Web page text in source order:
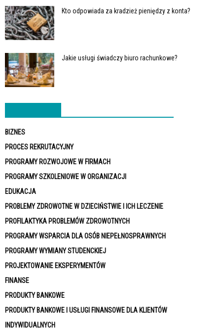
Kto odpowiada za kradzież pieniędzy z konta?
Jakie usługi świadczy biuro rachunkowe?
BIZNES
PROCES REKRUTACYJNY
PROGRAMY ROZWOJOWE W FIRMACH
PROGRAMY SZKOLENIOWE W ORGANIZACJI
EDUKACJA
PROBLEMY ZDROWOTNE W DZIECIŃSTWIE I ICH LECZENIE
PROFILAKTYKA PROBLEMÓW ZDROWOTNYCH
PROGRAMY WSPARCIA DLA OSÓB NIEPEŁNOSPRAWNYCH
PROGRAMY WYMIANY STUDENCKIEJ
PROJEKTOWANIE EKSPERYMENTÓW
FINANSE
PRODUKTY BANKOWE
PRODUKTY BANKOWE I USŁUGI FINANSOWE DLA KLIENTÓW
INDYWIDUALNYCH